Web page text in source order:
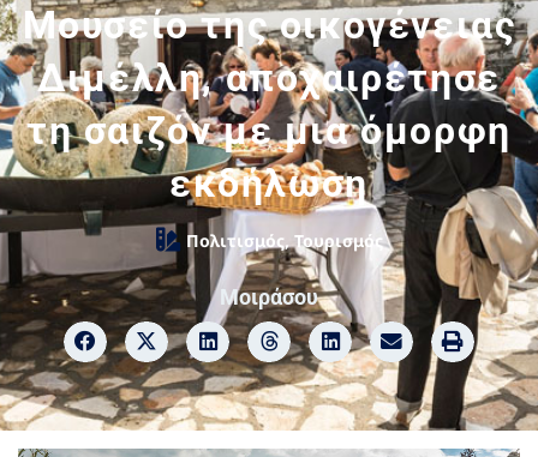
Μουσείο της οικογένειας
Διμέλλη, αποχαιρέτησε
τη σαιζόν με μια όμορφη
εκδήλωση
Πολιτισμός, Τουρισμός
Μοιράσου